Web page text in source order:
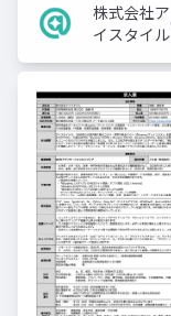
株式会社ア
イスタイル